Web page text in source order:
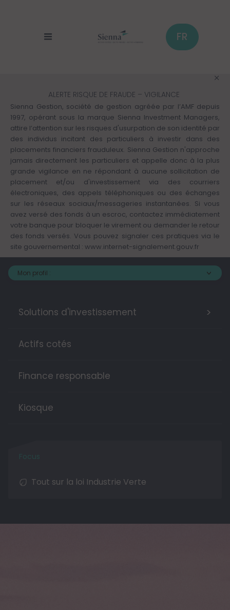
FR
ALERTE RISQUE DE FRAUDE – VIGILANCE
Sienna Gestion, société de gestion agréée par l’AMF depuis
1997, opérant sous la marque Sienna Investment Managers,
attire l’attention sur les risques d'usurpation de son identité par
des individus incitant des particuliers à investir dans des
placements financiers frauduleux. Sienna Gestion n'approche
jamais directement les particuliers et appelle donc à la plus
grande vigilance en ne répondant à aucune sollicitation de
placement et/ou d'investissement via des courriers
électroniques, des appels téléphoniques ou des échanges
sur les réseaux sociaux/messageries instantanées. Si vous
avez versé des fonds à un escroc, contactez immédiatement
votre banque pour bloquer le virement ou demander le retour
des fonds versés. Vous pouvez signaler ces pratiques via le
site gouvernemental : www.internet-signalement.gouv.fr
Mon profil :
Solutions d'investissement >
Actifs cotés
Finance responsable
Kiosque
Tout sur la loi Industrie Verte